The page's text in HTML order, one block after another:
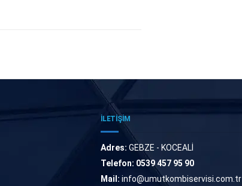
İLETİŞİM
Adres: GEBZE - KOCEALİ
Telefon: 0539 457 95 90
Mail: info@umutkombiservisi.com.tr